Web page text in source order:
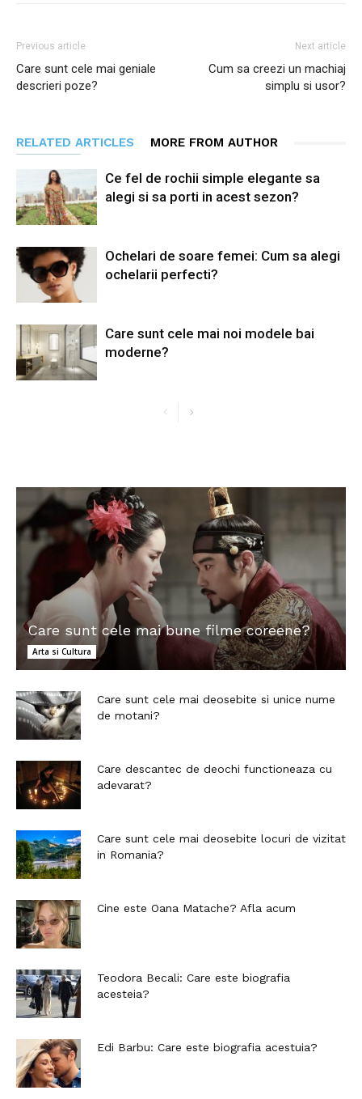
Previous article
Care sunt cele mai geniale
descrieri poze?
Next article
Cum sa creezi un machiaj
simplu si usor?
RELATED ARTICLES MORE FROM AUTHOR
Ce fel de rochii simple elegante sa
alegi si sa porti in acest sezon?
Ochelari de soare femei: Cum sa alegi
ochelarii perfecti?
Care sunt cele mai noi modele bai
moderne?
Care sunt cele mai bune filme coreene?
Arta si Cultura
Care sunt cele mai deosebite si unice nume
de motani?
Care descantec de deochi functioneaza cu
adevarat?
Care sunt cele mai deosebite locuri de vizitat
in Romania?
Cine este Oana Matache? Afla acum
Teodora Becali: Care este biografia
acesteia?
Edi Barbu: Care este biografia acestuia?